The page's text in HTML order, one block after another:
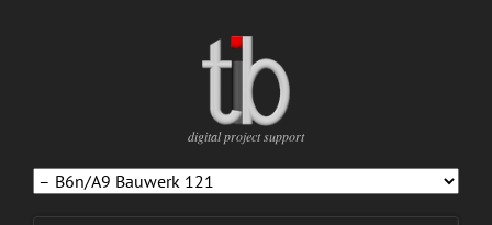
digital project support